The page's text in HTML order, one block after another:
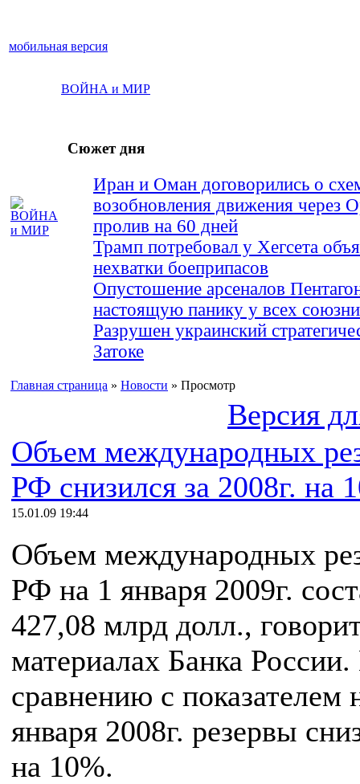
мобильная версия
ВОЙНА и МИР
Сюжет дня
Иран и Оман договорились о
возобновления движения через
пролив на 60 дней
Трамп потребовал у Хегсета
нехватки боеприпасов
Опустошение арсеналов
настоящую панику у всех
Разрушен украинский
Затоке
Главная страница » Новости » Просмотр
Версия
Объем международных
РФ снизился за 2008г. на
15.01.09 19:44
Объем международных
РФ на 1 января 2009г.
427,08 млрд долл.,
материалах Банка
сравнению с показателем
января 2008г. резервы
на 10%.